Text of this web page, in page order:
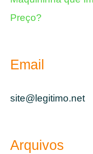
Preço?
Email
site@legitimo.net
Arquivos